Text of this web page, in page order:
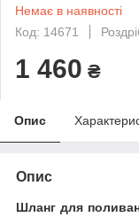
Немає в наявності
Код: 14671
1 460 ₴
Опис
Опис
Шланг для